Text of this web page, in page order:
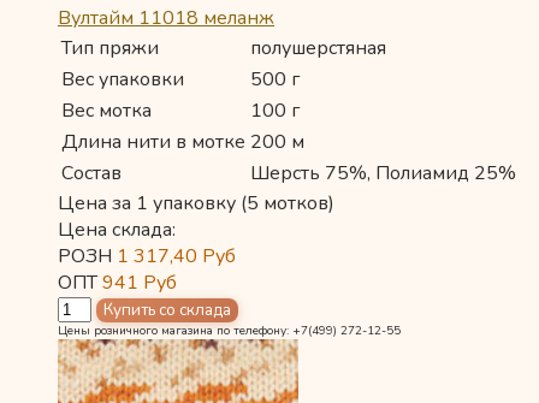
Вултайм 11018 меланж
Тип пряжи
полушерстяная
Вес упаковки
500 г
Вес мотка
100 г
Длина нити в мотке 200 м
Состав
Шерсть 75%, Полиамид 25%
Цена за 1 упаковку (5 мотков)
Цена склада:
РОЗН 1 317,40 Руб
ОПТ941 Руб
Цены розничного магазина по телефону: +7(499) 272-12-55